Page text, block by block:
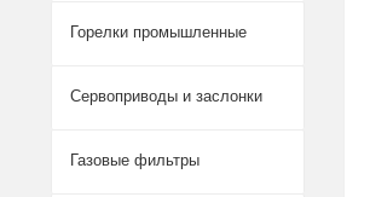
Горелки промышленные
Сервоприводы и заслонки
Газовые фильтры